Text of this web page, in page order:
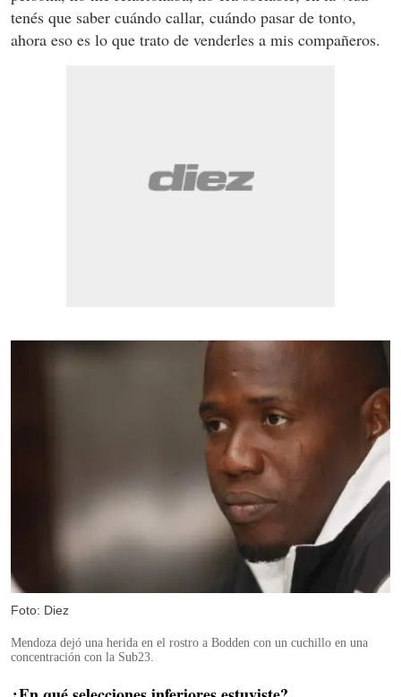
tenés que saber cuándo callar, cuándo pasar de tonto,
ahora eso es lo que trato de venderles a mis compañeros.
Foto: Diez
Mendoza dejó una herida en el rostro a Bodden con un cuchillo en una
concentración con la Sub23.